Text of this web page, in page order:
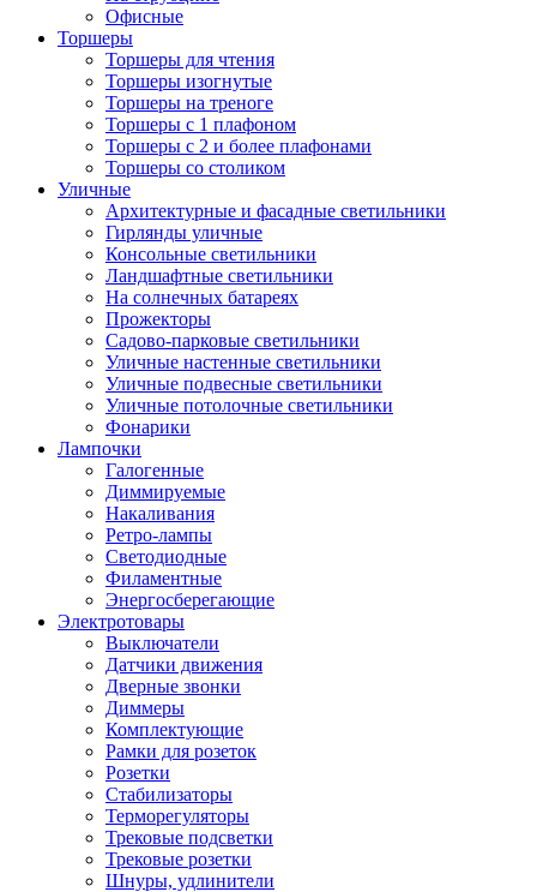
Офисные
Торшеры
Торшеры для чтения
Торшеры изогнутые
Торшеры на треноге
Торшеры с 1 плафоном
Торшеры с 2 и более плафонами
Торшеры со столиком
Уличные
Архитектурные и фасадные светильники
Гирлянды уличные
Консольные светильники
Ландшафтные светильники
На солнечных батареях
Прожекторы
Садово-парковые светильники
Уличные настенные светильники
Уличные подвесные светильники
Уличные потолочные светильники
Фонарики
Лампочки
Галогенные
Диммируемые
Накаливания
Ретро-лампы
Светодиодные
Филаментные
Энергосберегающие
Электротовары
Выключатели
Датчики движения
Дверные звонки
Диммеры
Комплектующие
Рамки для розеток
Розетки
Стабилизаторы
Терморегуляторы
Трековые подсветки
Трековые розетки
Шнуры, удлинители